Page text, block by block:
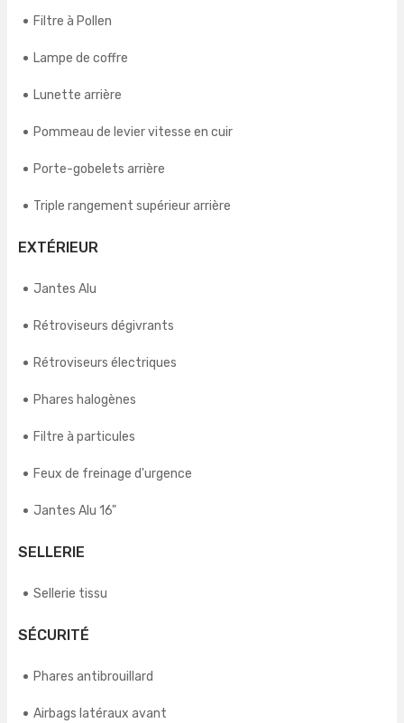
Filtre à Pollen
Lampe de coffre
Lunette arrière
Pommeau de levier vitesse en cuir
Porte-gobelets arrière
Triple rangement supérieur arrière
EXTÉRIEUR
Jantes Alu
Rétroviseurs dégivrants
Rétroviseurs électriques
Phares halogènes
Filtre à particules
Feux de freinage d'urgence
Jantes Alu 16"
SELLERIE
Sellerie tissu
SÉCURITÉ
Phares antibrouillard
Airbags latéraux avant